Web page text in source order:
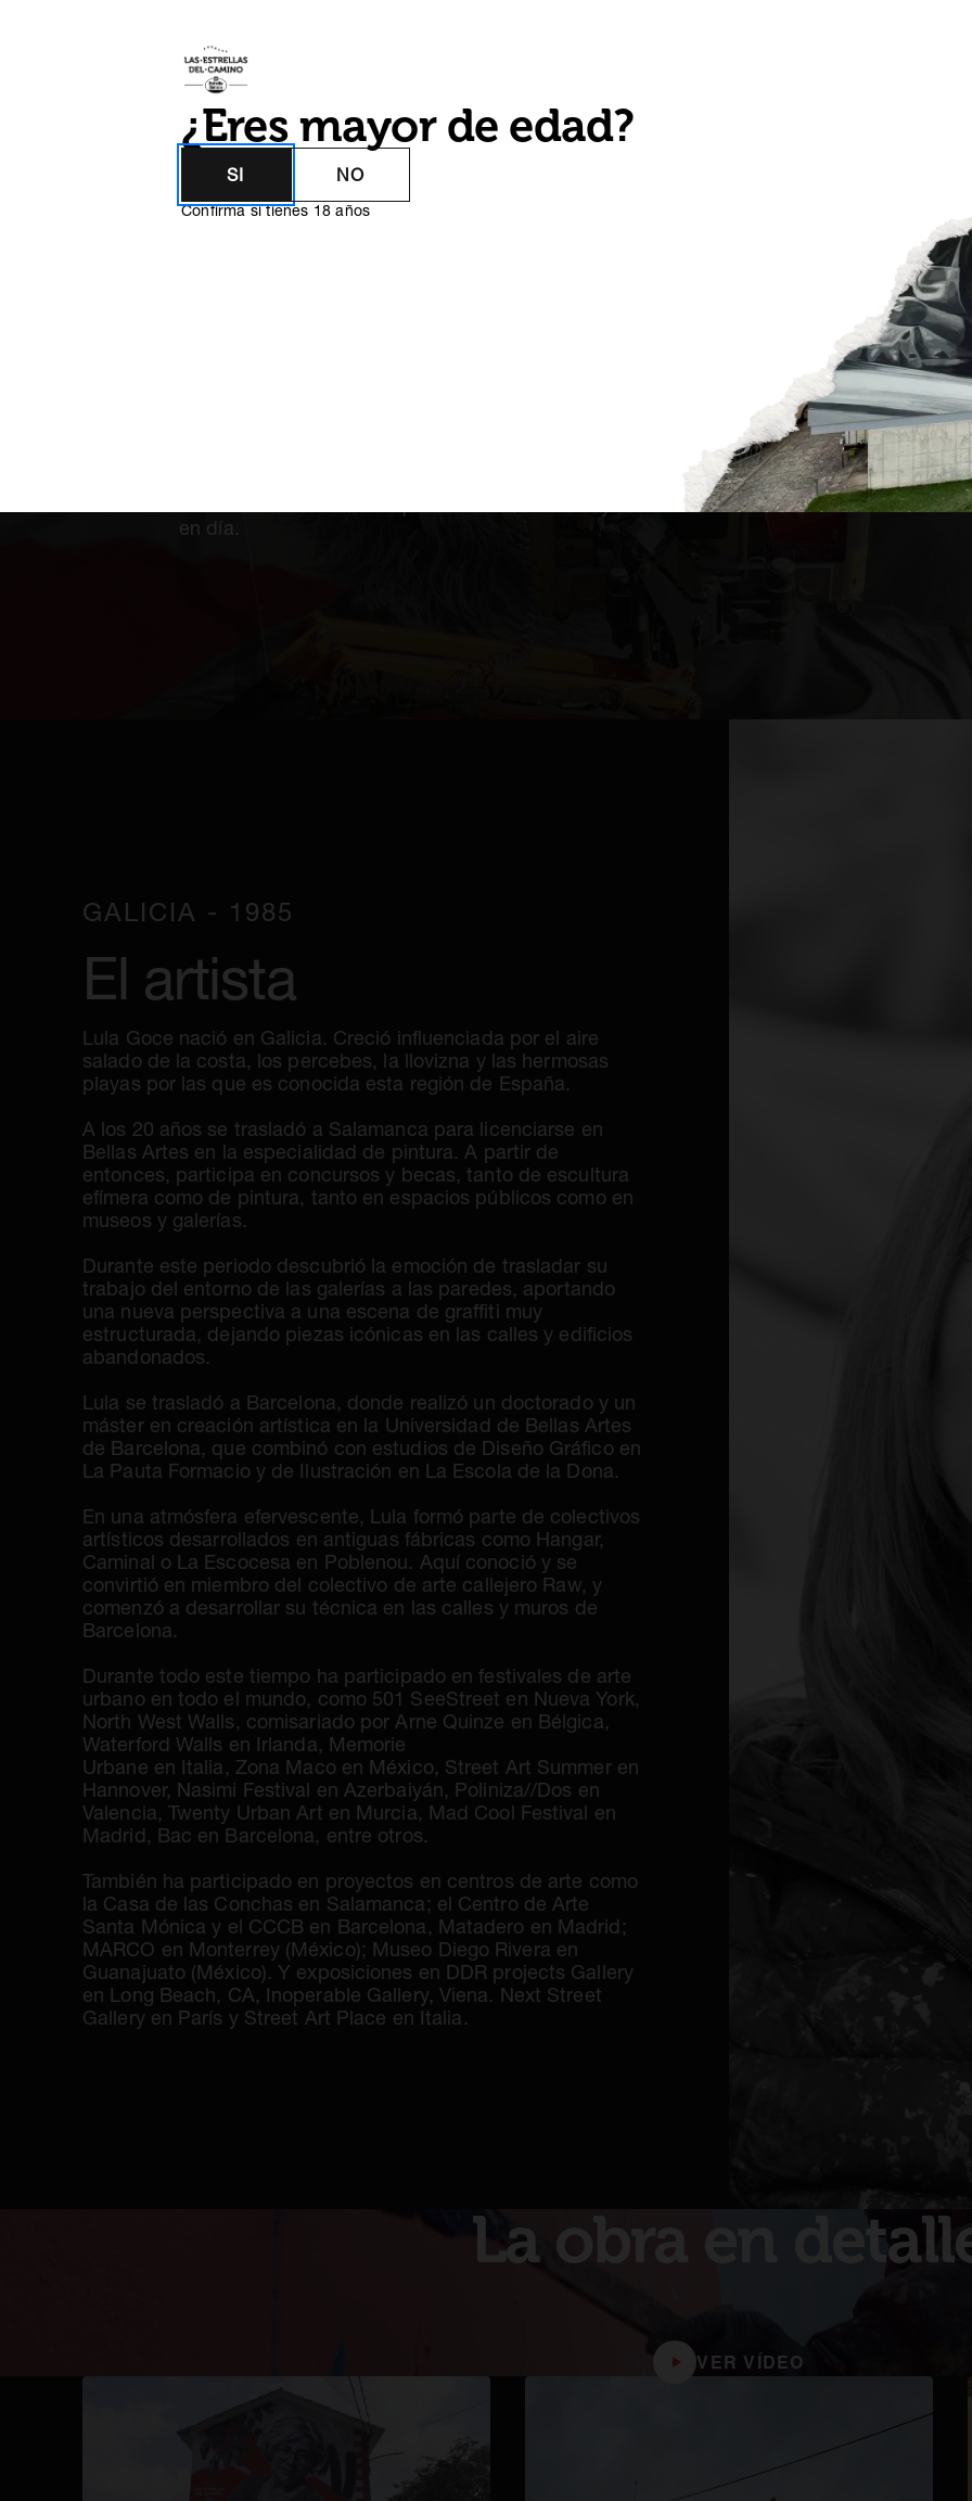
¿Eres mayor de edad?
SI NO
Confirma si tienes 18 años
en día.
GALICIA - 1985
El artista
Lula Goce nació en Galicia. Creció influenciada por el aire
salado de la costa, los percebes, la llovizna y las hermosas
playas por las que es conocida esta región de España.
A los 20 años se trasladó a Salamanca para licenciarse en
Bellas Artes en la especialidad de pintura. A partir de
entonces, participa en concursos y becas, tanto de escultura
efímera como de pintura, tanto en espacios públicos como en
museos y galerías.
Durante este periodo descubrió la emoción de trasladar su
trabajo del entorno de las galerías a las paredes, aportando
una nueva perspectiva a una escena de graffiti muy
estructurada, dejando piezas icónicas en las calles y edificios
abandonados.
Lula se trasladó a Barcelona, donde realizó un doctorado y un
máster en creación artística en la Universidad de Bellas Artes
de Barcelona, que combinó con estudios de Diseño Gráfico en
La Pauta Formacio y de Ilustración en La Escola de la Dona.
En una atmósfera efervescente, Lula formó parte de colectivos
artísticos desarrollados en antiguas fábricas como Hangar,
Caminal o La Escocesa en Poblenou. Aquí conoció y se
convirtió en miembro del colectivo de arte callejero Raw, y
comenzó a desarrollar su técnica en las calles y muros de
Barcelona.
Durante todo este tiempo ha participado en festivales de arte
urbano en todo el mundo, como 501 SeeStreet en Nueva York,
North West Walls, comisariado por Arne Quinze en Bélgica,
Waterford Walls en Irlanda, Memorie
Urbane en Italia, Zona Maco en México, Street Art Summer en
Hannover, Nasimi Festival en Azerbaiyán, Poliniza//Dos en
Valencia, Twenty Urban Art en Murcia, Mad Cool Festival en
Madrid, Bac en Barcelona, entre otros.
También ha participado en proyectos en centros de arte como
la Casa de las Conchas en Salamanca; el Centro de Arte
Santa Mónica y el CCCB en Barcelona, Matadero en Madrid;
MARCO en Monterrey (México); Museo Diego Rivera en
Guanajuato (México). Y exposiciones en DDR projects Gallery
en Long Beach, CA, Inoperable Gallery, Viena. Next Street
Gallery en París y Street Art Place en Italia.
La obra en
VER VÍDEO